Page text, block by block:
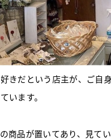
きだという店主が、ご自
います。
商品が置いてあり、見て